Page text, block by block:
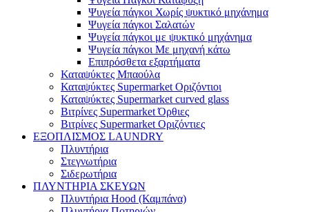
Ψυγεία πάγκοι Χωρίς ψυκτικό μηχάνημα
Ψυγεία πάγκοι Σαλατών
Ψυγεία πάγκοι με ψυκτικό μηχάνημα
Ψυγεία πάγκοι Με μηχανή κάτω
Επιπρόσθετα εξαρτήματα
Καταψύκτες Μπαούλα
Καταψύκτες Supermarket Οριζόντιοι
Καταψύκτες Supermarket curved glass
Βιτρίνες Supermarket Όρθιες
Βιτρίνες Supermarket Οριζόντιες
ΕΞΟΠΛΙΣΜΟΣ LAUNDRY
Πλυντήρια
Στεγνωτήρια
Σιδερωτήρια
ΠΛΥΝΤΗΡΙΑ ΣΚΕΥΩΝ
Πλυντήρια Hood (Καμπάνα)